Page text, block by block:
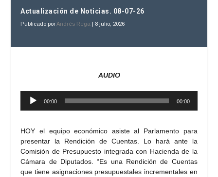
Actualización de Noticias. 08-07-26
Publicado porAndrés Rega | 8 julio, 2026
AUDIO
Reproductor
00:00 00:00
HOY el equipo económico asiste al Parlamento para
presentar la Rendición de Cuentas. Lo hará ante la
Comisión de Presupuesto integrada con Hacienda de la
Cámara de Diputados. “Es una Rendición de Cuentas
que tiene asignaciones presupuestales incrementales en